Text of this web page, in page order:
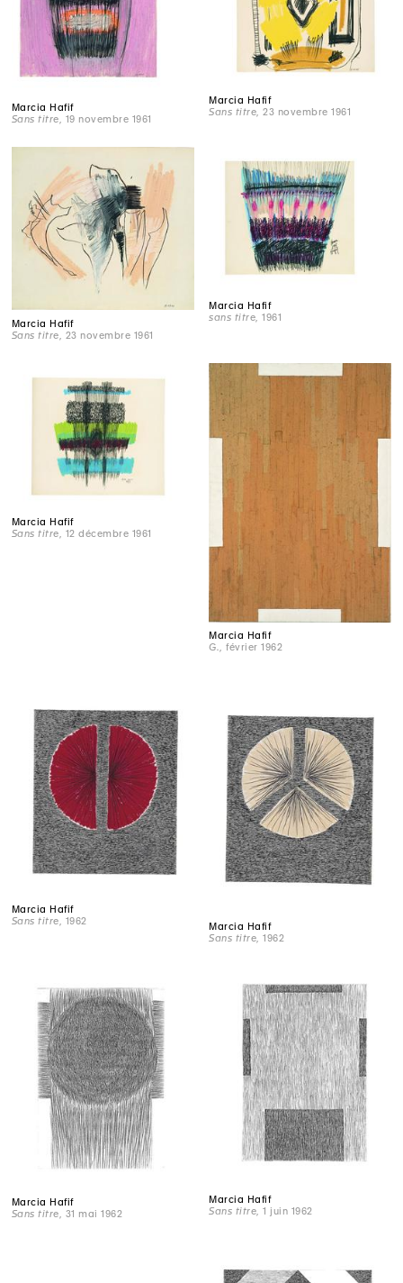
Marcia Hafif
Sans titre , 19 novembre 1961
Marcia Hafif
Sans titre , 23 novembre 1961
Marcia Hafif
Sans titre , 23 novembre 1961
Marcia Hafif
sans titre, 1961
Marcia Hafif
Sans titre , 12 décembre 1961
Marcia Hafif
G.
, février 1962
Marcia Hafif
Sans titre , 1962
Marcia Hafif
Sans titre , 1962
Marcia Hafif
Sans titre , 31 mai 1962
Marcia Hafif
Sans titre , 1 juin 1962